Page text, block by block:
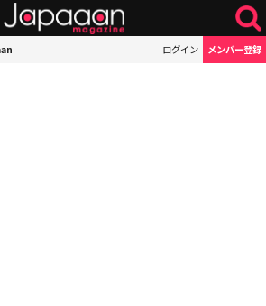
ログイン メンバー登録